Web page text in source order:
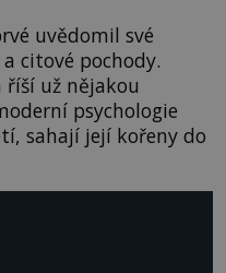
uvědomil své
citové pochody.
říší už nějakou
psychologie
sahají její kořeny do